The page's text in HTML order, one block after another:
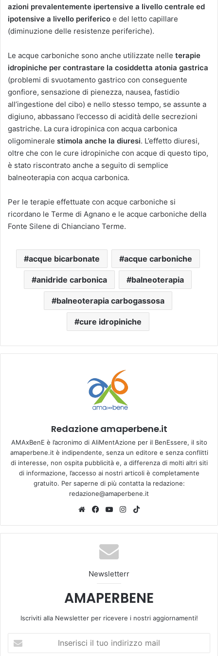
azioni prevalentemente ipertensive a livello centrale ed
ipotensive a livello periferico e del letto capillare
(diminuzione delle resistenze periferiche).
Le acque carboniche sono anche utilizzate nelle terapie
idropiniche per contrastare la cosiddetta atonia gastrica
(problemi di svuotamento gastrico con conseguente
gonfiore, sensazione di pienezza, nausea, fastidio
all’ingestione del cibo) e nello stesso tempo, se assunte a
digiuno, abbassano l’eccesso di acidità delle secrezioni
gastriche. La cura idropinica con acqua carbonica
oligominerale stimola anche la diuresi. L’effetto diuresi,
oltre che con le cure idropiniche con acque di questo tipo,
è stato riscontrato anche a seguito di semplice
balneoterapia con acqua carbonica.
Per le terapie effettuate con acque carboniche si
ricordano le Terme di Agnano e le acque carboniche della
Fonte Silene di Chianciano Terme.
acque bicarbonate acque carboniche
anidride carbonica balneoterapia
balneoterapia carbogassosa
cure idropiniche
Redazione amaperbene.it
AMAxBenE è l’acronimo di AliMentAzione per il BenEssere, il sito
amaperbene.it è indipendente, senza un editore e senza conflitti
di interesse, non ospita pubblicità e, a differenza di molti altri siti
di informazione, l’accesso ai nostri articoli è completamente
gratuito. Per saperne di più contatta la redazione:
redazione@amaperbene.it
We
te
Fa
bo
ok
Yo
Tu
be
Ins
ra
k
Newsletterr
AMAPERBENE
Iscriviti alla Newsletter per ricevere i nostri aggiornamenti!